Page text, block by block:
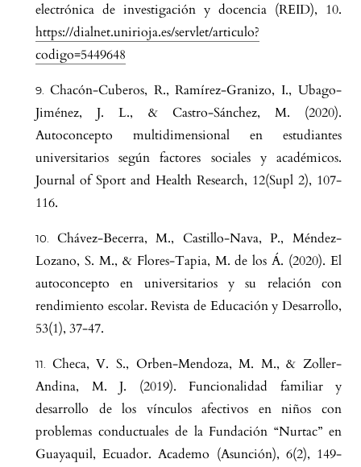
electrónica de investigación y docencia (REID), 10.
https://dialnet.unirioja.es/servlet/articulo?
codigo=5449648
Chacón-Cuberos, R., Ramírez-Granizo, I., Ubago-
Jiménez, J. L., & Castro-Sánchez, M. (2020).
Autoconcepto multidimensional en estudiantes
universitarios según factores sociales y académicos.
Journal of Sport and Health Research, 12(Supl 2), 107-
116.
Chávez-Becerra, M., Castillo-Nava, P., Méndez-
Lozano, S. M., & Flores-Tapia, M. de los Á. (2020). El
autoconcepto en universitarios y su relación con
rendimiento escolar. Revista de Educación y Desarrollo,
53(1), 37-47.
Checa, V. S., Orben-Mendoza, M. M., & Zoller-
Andina, M. J. (2019). Funcionalidad familiar y
desarrollo de los vínculos afectivos en niños con
problemas conductuales de la Fundación “Nurtac” en
Guayaquil, Ecuador. Academo (Asunción), 6(2), 149-